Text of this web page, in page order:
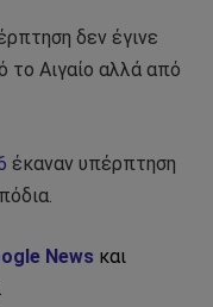
δεν έγινε
Αιγαίο αλλά από
έκαναν υπέρπτηση
News και